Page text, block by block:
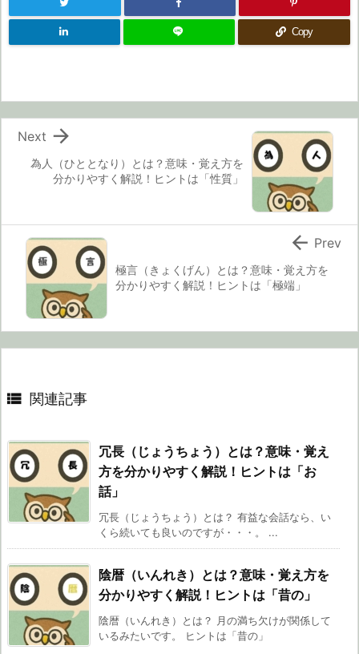
Copy
為人（ひととなり）とは？意味・覚え方を
分かりやすく解説！ヒントは「性質」

Next
極言（きょくげん）とは？意味・覚え方を
分かりやすく解説！ヒントは「極端」
 Prev
 関連記事
冗長（じょうちょう）とは？意味・覚え
方を分かりやすく解説！ヒントは「お
話」
冗長（じょうちょう）とは？ 有益な会話なら、い
くら続いても良いのですが・・・。 ...
陰暦（いんれき）とは？意味・覚え方を
分かりやすく解説！ヒントは「昔の」
陰暦（いんれき）とは？ 月の満ち欠けが関係して
いるみたいです。 ヒントは「昔の」